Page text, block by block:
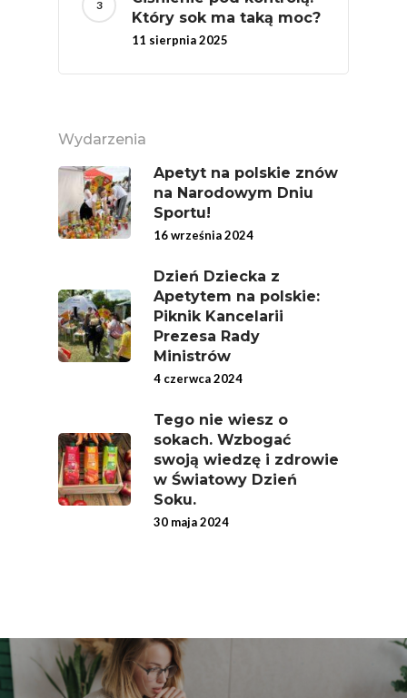
Który sok ma taką moc?
11 sierpnia 2025
Wydarzenia
Apetyt na polskie znów
na Narodowym Dniu
Sportu!
16 września 2024
Dzień Dziecka z
Apetytem na polskie:
Piknik Kancelarii
Prezesa Rady
Ministrów
4 czerwca 2024
Tego nie wiesz o
sokach. Wzbogać
swoją wiedzę i zdrowie
w Światowy Dzień
Soku.
30 maja 2024
Branża